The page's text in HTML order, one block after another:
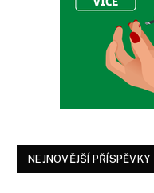
NEJNOVĚJŠÍ PŘÍSPĚVKY